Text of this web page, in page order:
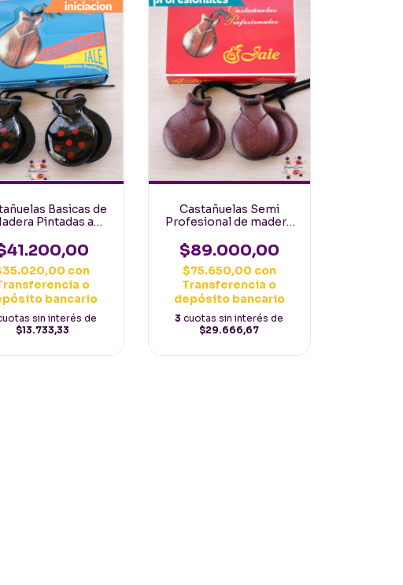
Basicas de
Pintadas a
Adultos Jale
con
o
bancario
sin interés de
$13.733,33
Castañuelas Semi
Profesional de madera
$89.000,00
$75.650,00 con
Transferencia o
depósito bancario
3 cuotas sin interés de
$29.666,67